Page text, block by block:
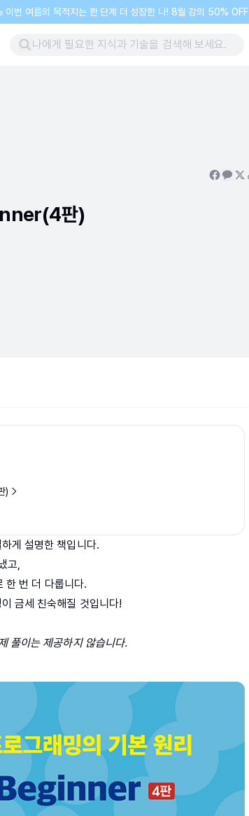
이번 여름의 목적지는 한 단계 더 성장한 나! 8월 강의 50% OFF
판)
)
게 설명한 책입니다.
고,
한 번 더 다룹니다.
금세 친숙해질 것입니다!
풀이는 제공하지 않습니다.